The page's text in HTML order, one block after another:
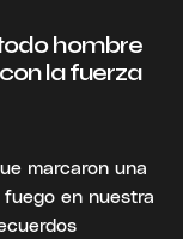
hombre
la fuerza
marcaron una
en nuestra